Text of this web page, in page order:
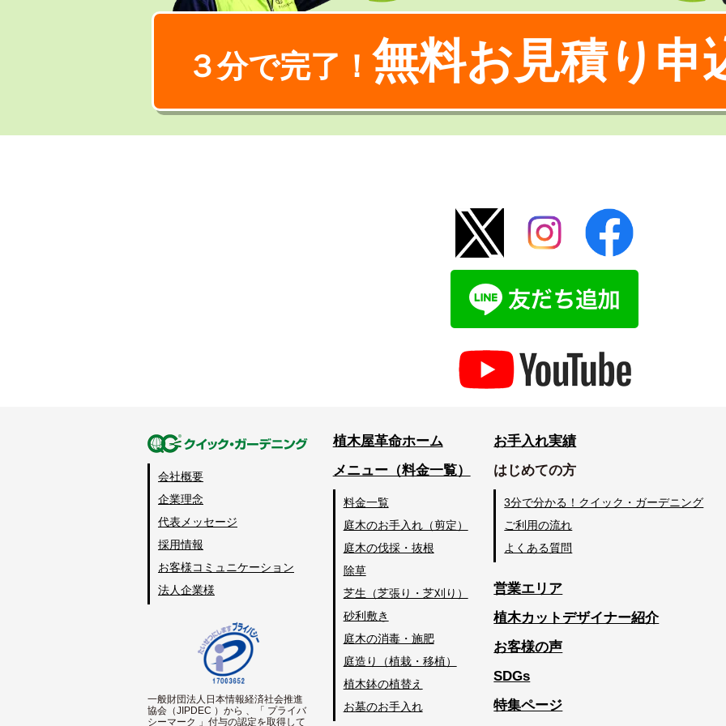
３分で完了！ 無料お見積り申
会社概要
企業理念
代表メッセージ
採用情報
お客様コミュニケーション
法人企業様
一般財団法人日本情報経済社会推進
協会（JIPDEC ）から 、「 プライバ
シーマーク 」付与の認定を取得して
植木屋革命ホーム
メニュー（料金一覧）
料金一覧
庭木のお手入れ（剪定）
庭木の伐採・抜根
除草
芝生（芝張り・芝刈り）
砂利敷き
庭木の消毒・施肥
庭造り（植栽・移植）
植木鉢の植替え
お墓のお手入れ
お手入れ実績
はじめての方
3分で分かる！クイック・ガーデニング
ご利用の流れ
よくある質問
営業エリア
植木カットデザイナー紹介
お客様の声
SDGs
特集ページ